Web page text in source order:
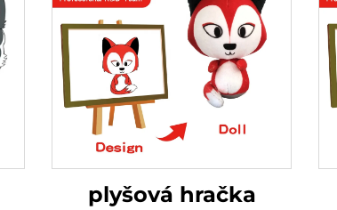
plyšová hračka